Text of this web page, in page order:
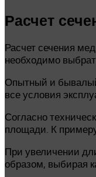
Расчет
Расчет сечения
необходимо
Опытный и
все условия
Согласно
площади. К
При увеличении
образом, выбирая